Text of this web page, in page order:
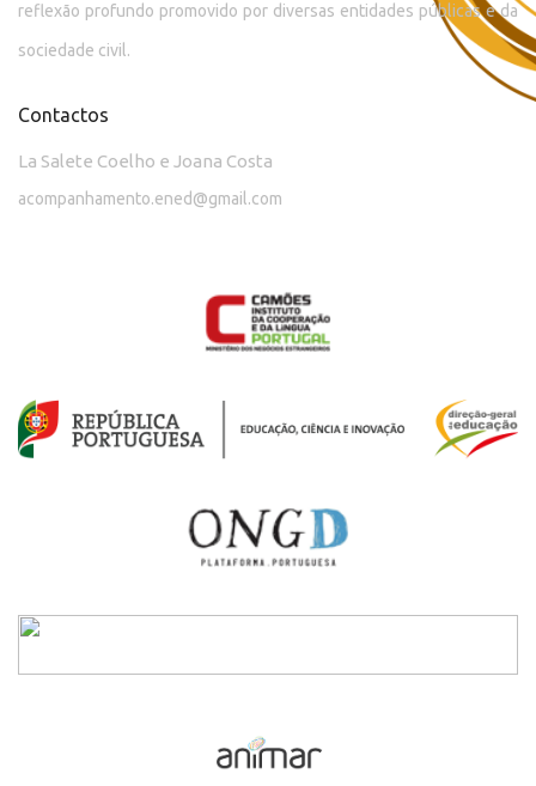
reflexão profundo promovido por diversas entidades públicas e da
sociedade civil.
Contactos
La Salete Coelho e Joana Costa
acompanhamento.ened@gmail.com